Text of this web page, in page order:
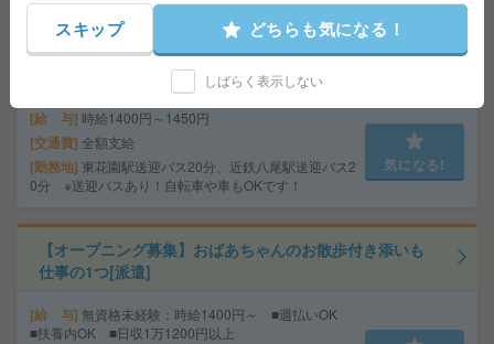
人気の学校事務！未経験からチャレンジできます！車通
給 与 時給1400円～1450円
交通費 全額支給
勤務地 東花園駅送迎バス20分、近鉄八尾駅送迎バス2
0分 ※送迎バスあり！自転車や車もOKです！
気になる!
【オープニング募集】おばあちゃんのお散歩付き添いも
仕事の1つ[派遣]
給 与 無資格未経験：時給1400円～ ■週払いOK
■扶養内OK ■日収1万1200円以上
スキップ どちらも気になる！
しばらく表示しない